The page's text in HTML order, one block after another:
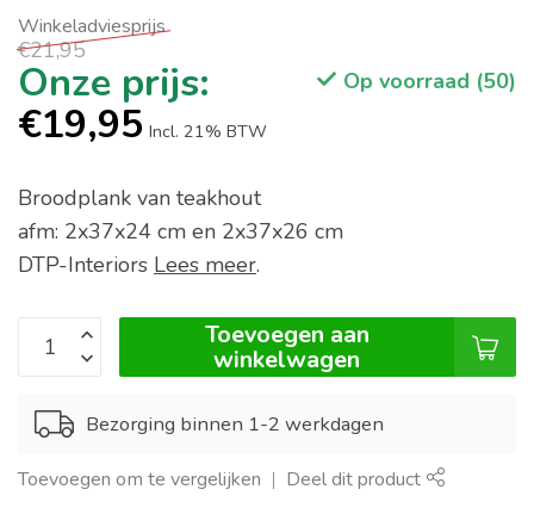
€21,95
€19,95 Incl. 21% BTW
Op voorraad (50)
Broodplank van teakhout
afm: 2x37x24 cm en 2x37x26 cm
DTP-Interiors Lees meer.
Toevoegen aan
winkelwagen
Bezorging binnen 1-2 werkdagen
Toevoegen om te vergelijken Deel dit product